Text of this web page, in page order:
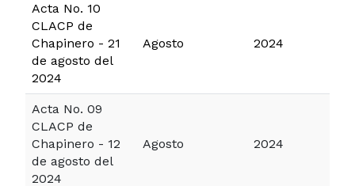
Acta No. 10
CLACP de
Chapinero - 21
de agosto del
2024
Agosto 2024
Acta No. 09
CLACP de
Chapinero - 12
de agosto del
2024
Agosto 2024